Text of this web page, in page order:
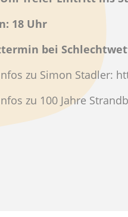
18 Uhr
bei
zu Simon Stadler:
zu 100 Jahre